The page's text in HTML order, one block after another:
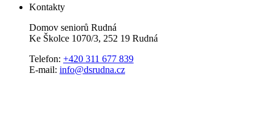
Kontakty
Domov seniorů Rudná
Ke Školce 1070/3, 252 19 Rudná
Telefon: +420 311 677 839
E-mail: info@dsrudna.cz